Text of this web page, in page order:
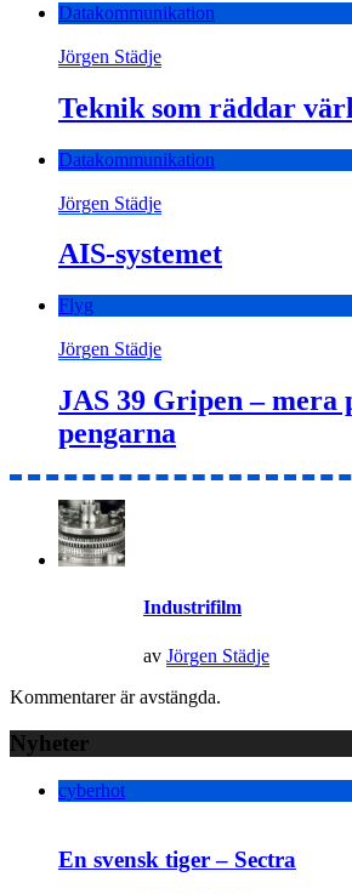
Datakommunikation
Jörgen Städje
Teknik som räddar
Datakommunikation
Jörgen Städje
AIS-systemet
Flyg
Jörgen Städje
JAS 39 Gripen – mera
pengarna
Industrifilm
av Jörgen Städje
Kommentarer är avstängda.
Nyheter
cyberhot
En svensk tiger – Sectra